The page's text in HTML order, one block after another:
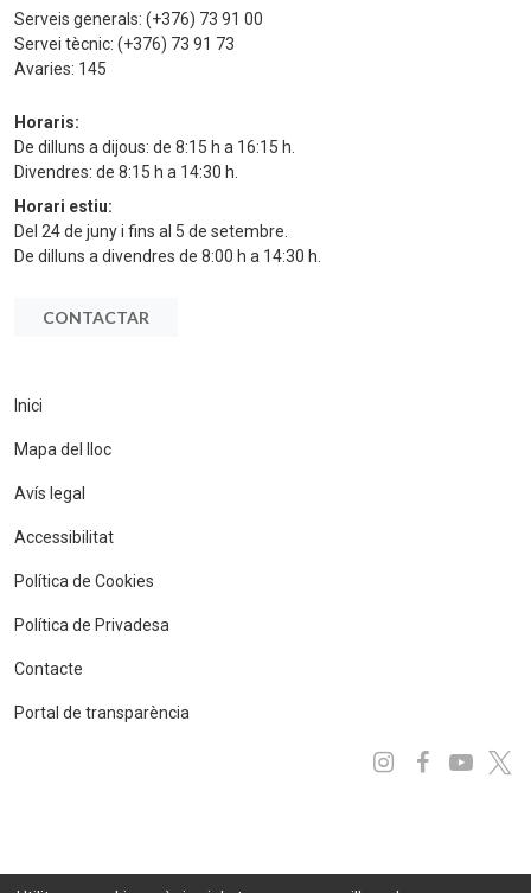
Serveis generals: (+376) 73 91 00
Servei tècnic: (+376) 73 91 73
Avaries: 145
Horaris:
De dilluns a dijous: de 8:15 h a 16:15 h.
Divendres: de 8:15 h a 14:30 h.
Horari estiu:
Del 24 de juny i fins al 5 de setembre.
De dilluns a divendres de 8:00 h a 14:30 h.
CONTACTAR
Inici
Mapa del lloc
Avís legal
Accessibilitat
Política de Cookies
Política de Privadesa
Contacte
Portal de transparència
Instagram